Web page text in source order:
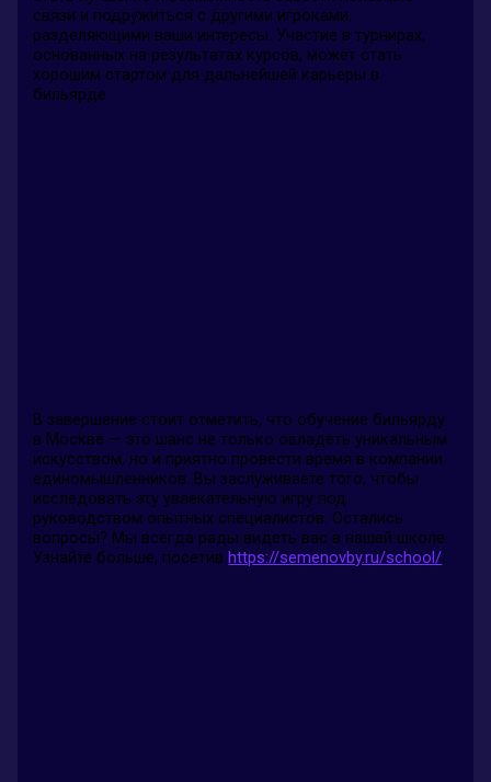
связи и подружиться с другими игроками,
разделяющими ваши интересы. Участие в турнирах,
основанных на результатах курсов, может стать
хорошим стартом для дальнейшей карьеры в
бильярде.
В завершение стоит отметить, что обучение бильярду
в Москве — это шанс не только овладеть уникальным
искусством, но и приятно провести время в компании
единомышленников. Вы заслуживаете того, чтобы
исследовать эту увлекательную игру под
руководством опытных специалистов. Остались
вопросы? Мы всегда рады видеть вас в нашей школе.
Узнайте больше, посетив https://semenovby.ru/school/.